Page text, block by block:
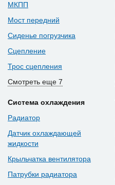
МКПП
Мост передний
Сиденье погрузчика
Сцепление
Трос сцепления
Смотреть еще 7
Система охлаждения
Радиатор
Датчик охлаждающей
жидкости
Крыльчатка вентилятора
Патрубки радиатора